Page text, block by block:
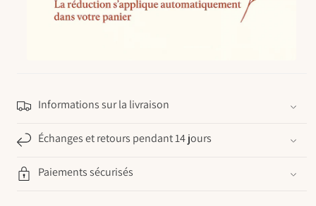
Informations sur la livraison
Échanges et retours pendant 14 jours
Paiements sécurisés